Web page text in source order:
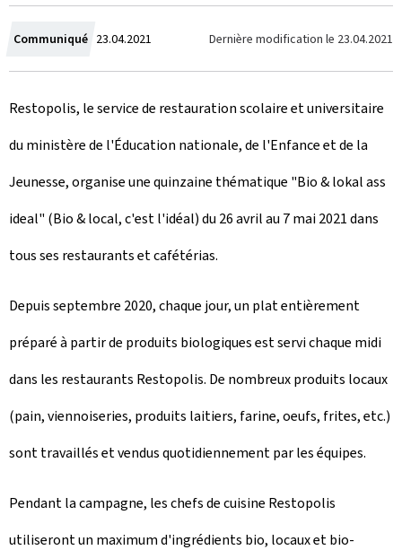
Communiqué C
r
é
e
l
e
23.04.2021 Dernière modification le 23.04.2021
Restopolis, le service de restauration scolaire et universitaire
du ministère de l'Éducation nationale, de l'Enfance et de la
Jeunesse, organise une quinzaine thématique "Bio & lokal ass
ideal" (Bio & local, c'est l'idéal) du 26 avril au 7 mai 2021 dans
tous ses restaurants et cafétérias.
Depuis septembre 2020, chaque jour, un plat entièrement
préparé à partir de produits biologiques est servi chaque midi
dans les restaurants Restopolis. De nombreux produits locaux
(pain, viennoiseries, produits laitiers, farine, oeufs, frites, etc.)
sont travaillés et vendus quotidiennement par les équipes.
Pendant la campagne, les chefs de cuisine Restopolis
utiliseront un maximum d'ingrédients bio, locaux et bio-